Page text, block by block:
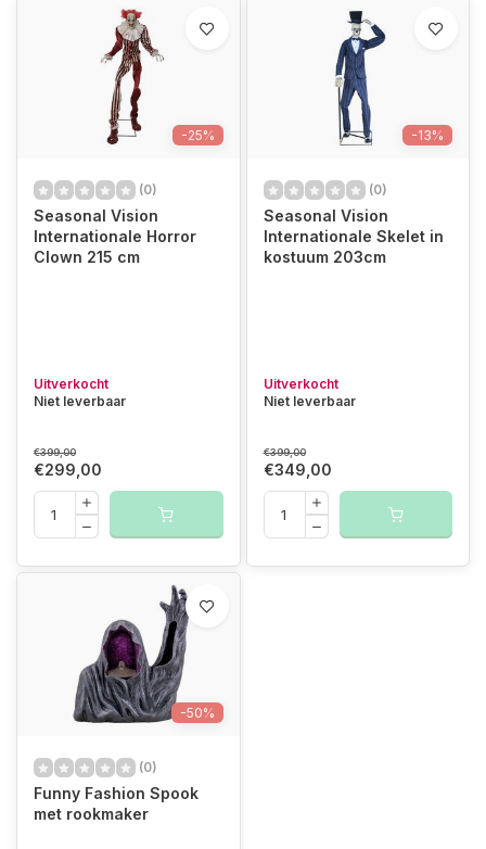
-25%
(0)
Seasonal Vision
Internationale Horror
Clown 215 cm
Uitverkocht
Niet leverbaar
€399,00
€299,00
-13%
(0)
Seasonal Vision
Internationale Skelet in
kostuum 203cm
Uitverkocht
Niet leverbaar
€399,00
€349,00
-50%
(0)
Funny Fashion Spook
met rookmaker